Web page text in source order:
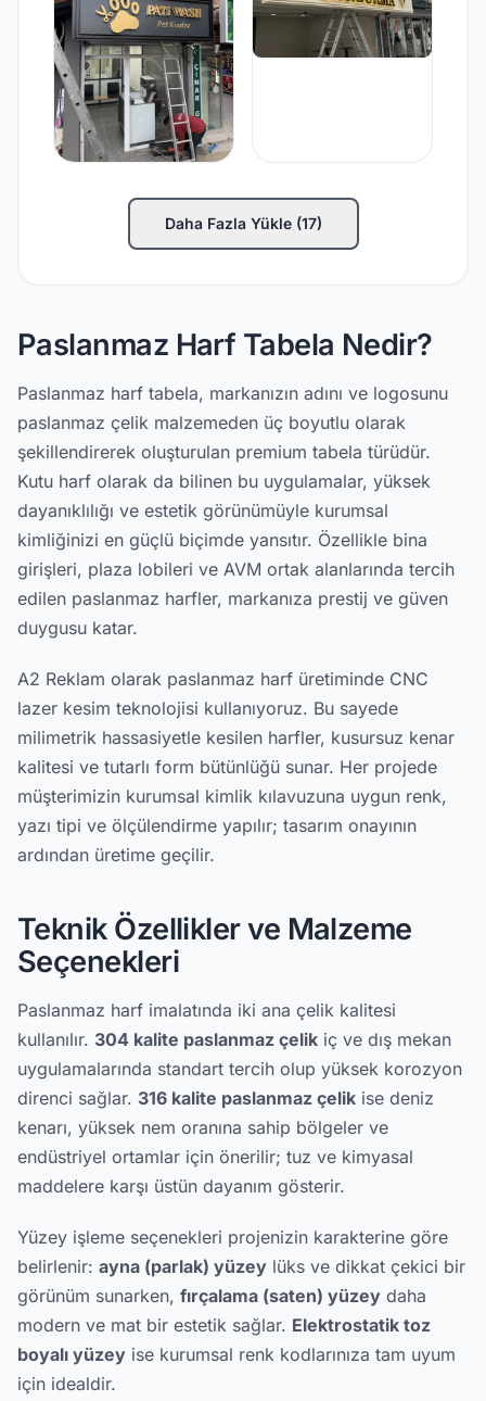
Daha Fazla Yükle (17)
Paslanmaz Harf Tabela Nedir?
Paslanmaz harf tabela, markanızın adını ve logosunu
paslanmaz çelik malzemeden üç boyutlu olarak
şekillendirerek oluşturulan premium tabela türüdür.
Kutu harf olarak da bilinen bu uygulamalar, yüksek
dayanıklılığı ve estetik görünümüyle kurumsal
kimliğinizi en güçlü biçimde yansıtır. Özellikle bina
girişleri, plaza lobileri ve AVM ortak alanlarında tercih
edilen paslanmaz harfler, markanıza prestij ve güven
duygusu katar.
A2 Reklam olarak paslanmaz harf üretiminde CNC
lazer kesim teknolojisi kullanıyoruz. Bu sayede
milimetrik hassasiyetle kesilen harfler, kusursuz kenar
kalitesi ve tutarlı form bütünlüğü sunar. Her projede
müşterimizin kurumsal kimlik kılavuzuna uygun renk,
yazı tipi ve ölçülendirme yapılır; tasarım onayının
ardından üretime geçilir.
Teknik Özellikler ve Malzeme
Seçenekleri
Paslanmaz harf imalatında iki ana çelik kalitesi
kullanılır. 304 kalite paslanmaz çelik iç ve dış mekan
uygulamalarında standart tercih olup yüksek korozyon
direnci sağlar. 316 kalite paslanmaz çelik ise deniz
kenarı, yüksek nem oranına sahip bölgeler ve
endüstriyel ortamlar için önerilir; tuz ve kimyasal
maddelere karşı üstün dayanım gösterir.
Yüzey işleme seçenekleri projenizin karakterine göre
belirlenir: ayna (parlak) yüzey lüks ve dikkat çekici bir
görünüm sunarken, fırçalama (saten) yüzey daha
modern ve mat bir estetik sağlar. Elektrostatik toz
boyalı yüzey ise kurumsal renk kodlarınıza tam uyum
için idealdir.